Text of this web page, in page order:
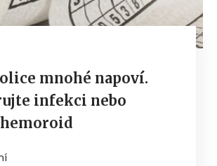
mnohé napoví.
infekci nebo